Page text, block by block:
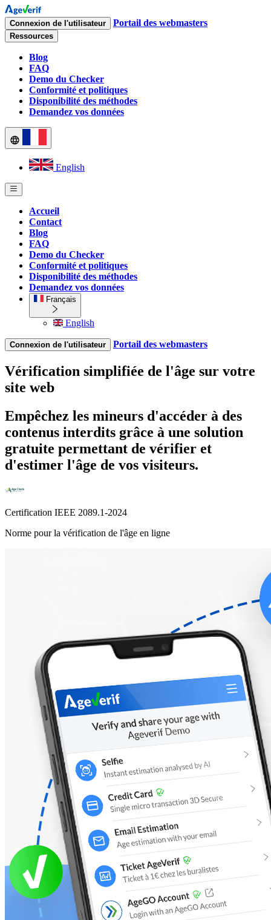
Connexion de l'utilisateur Portail des webmasters
Ressources
Blog
FAQ
Demo du Checker
Conformité et politiques
Disponibilité des méthodes
Demandez vos données
English
Accueil
Contact
Blog
FAQ
Demo du Checker
Conformité et politiques
Disponibilité des méthodes
Demandez vos données
Français
English
Connexion de l'utilisateur Portail des webmasters
Vérification simplifiée de l'âge sur votre
site web
Empêchez les mineurs d'accéder à des
contenus interdits grâce à une solution
gratuite permettant de vérifier et
d'estimer l'âge de vos visiteurs.
Certification IEEE 2089.1-2024
Norme pour la vérification de l'âge en ligne